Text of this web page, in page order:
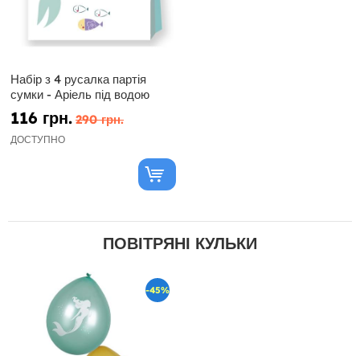
Набір з 4 русалка партія
сумки - Аріель під водою
116 грн. 290 грн.
ДОСТУПНО
ПОВІТРЯНІ КУЛЬКИ
-45%